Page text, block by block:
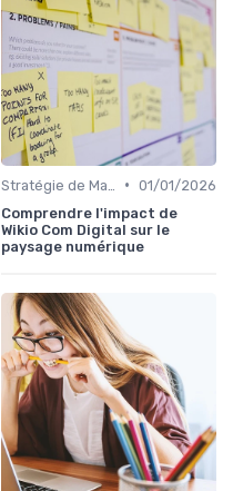
• 01/01/2026
Comprendre l'impact de
Wikio Com Digital sur le
paysage numérique